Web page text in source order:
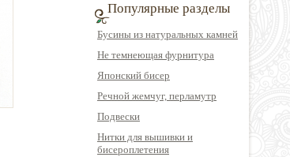
Популярные разделы
Бусины из натуральных камней
Не темнеющая фурнитура
Японский бисер
Речной жемчуг, перламутр
Подвески
Нитки для вышивки и
бисероплетения